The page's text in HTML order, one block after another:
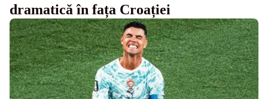
dramatică în fața Croației